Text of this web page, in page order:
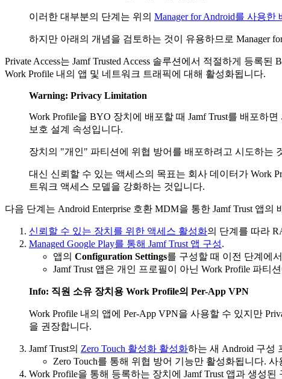
이러한 대부분의 단계는 위의 Manager for Android를 사용한
하지만 아래의 개념을 검토하는 것이 유용하므로 Manager
Private Access는 Jamf Trusted Access 솔루션에서 적절하게 등
Work Profile 내의 앱 및 네트워크 트래픽에 대해 활성화됩니다.
Warning: Privacy Limitation
Work Profile을 BYO 장치에 배포할 때 Jamf Trust를 배포하
보호 설계 속성입니다.
장치의 "개인" 파티션에 위협 방어를 배포하려고 시도하는
대신 신뢰할 수 있는 액세스의 목표는 회사 데이터가 Work
트워크 액세스 모델을 강화하는 것입니다.
다음 단계는 Android Enterprise 호환 MDM을 통한 Jamf Trust 앱
신뢰할 수 있는 장치를 위한 액세스 활성화의 단계를 따라
Managed Google Play를 통해 Jamf Trust 앱 구성.
앱의 Configuration Settings를 구성할 때 이전 단계에
Jamf Trust 앱은 개인 프로필이 아닌 Work Profile 파티
Info: 직원 소유 장치용 Work Profile의 Per-App VPN
Work Profile 내의 앱에 Per-App VPN을 사용할 수 있지만
을 권장합니다.
Jamf Trust의 Zero Touch 활성화 활성화하는 새 Android 구성
Zero Touch를 통해 위협 방어 기능만 활성화됩니다.
Work Profile을 통해 등록하는 장치에 Jamf Trust 앱과 생성